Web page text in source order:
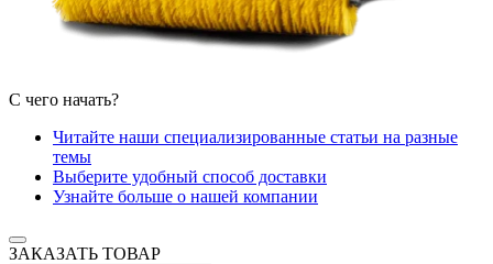
С чего начать?
Читайте наши специализированные статьи на разные
темы
Выберите удобный способ доставки
Узнайте больше о нашей компании
ЗАКАЗАТЬ ТОВАР